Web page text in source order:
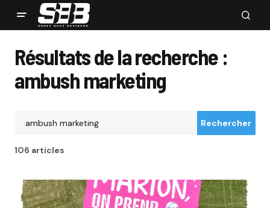
Résultats de la recherche :
ambush marketing
Rechercher
106 articles